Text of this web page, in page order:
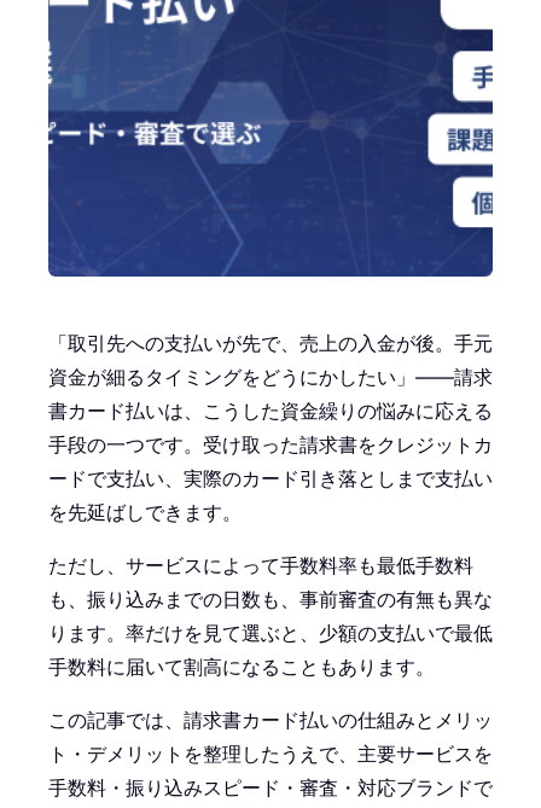
「取引先への支払いが先で、売上の入金が後。手元
資金が細るタイミングをどうにかしたい」——請求
書カード払いは、こうした資金繰りの悩みに応える
手段の一つです。受け取った請求書をクレジットカ
ードで支払い、実際のカード引き落としまで支払い
を先延ばしできます。
ただし、サービスによって手数料率も最低手数料
も、振り込みまでの日数も、事前審査の有無も異な
ります。率だけを見て選ぶと、少額の支払いで最低
手数料に届いて割高になることもあります。
この記事では、請求書カード払いの仕組みとメリッ
ト・デメリットを整理したうえで、主要サービスを
手数料・振り込みスピード・審査・対応ブランドで